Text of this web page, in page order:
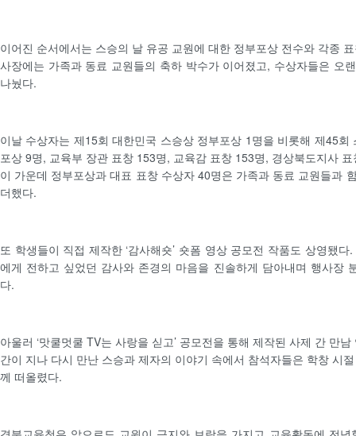
이어진 순서에서는 스승의 날 유공 교원에 대한 정부포상 전수와 각종
사장에는 가족과 동료 교원들의 축하 박수가 이어졌고, 수상자들은 오
나눴다.
이날 수상자는 제15회 대한민국 스승상 정부포상 1명을 비롯해 제45회
포상 9명, 교육부 장관 표창 153명, 교육감 표창 153명, 경상북도지사
이 가운데 정부포상과 대표 표창 수상자 40명은 가족과 동료 교원들과
더했다.
또 학생들이 직접 제작한 ‘감사해숏’ 숏폼 영상 공모전 작품도 상영됐
에게 전하고 싶었던 감사와 존경의 마음을 진솔하게 담아내며 행사장
다.
아울러 ‘맛쿨멋쿨 TV는 사랑을 싣고’ 공모전을 통해 제작된 사제 간 만
간이 지나 다시 만난 스승과 제자의 이야기 속에서 참석자들은 학창 시
께 떠올렸다.